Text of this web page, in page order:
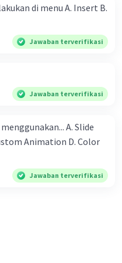
berniat untuk
sudah berjanji
untuk membagi
Pertanyaannya:
bekerja sehingga
di menu A. Insert B.
Jawaban terverifikasi
Jawaban terverifikasi
A. Slide
Jawaban terverifikasi